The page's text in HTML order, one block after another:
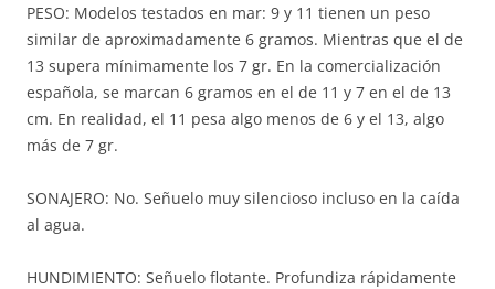
PESO: Modelos testados en mar: 9 y 11 tienen un peso
similar de aproximadamente 6 gramos. Mientras que el de
13 supera mínimamente los 7 gr. En la comercialización
española, se marcan 6 gramos en el de 11 y 7 en el de 13
cm. En realidad, el 11 pesa algo menos de 6 y el 13, algo
más de 7 gr.
SONAJERO: No. Señuelo muy silencioso incluso en la caída
al agua.
HUNDIMIENTO: Señuelo flotante. Profundiza rápidamente